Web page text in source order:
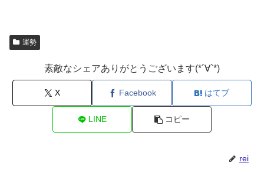
運勢
素敵なシェアありがとうございます(*´∀`*)
X Facebook はてブ
LINE コピー
rei